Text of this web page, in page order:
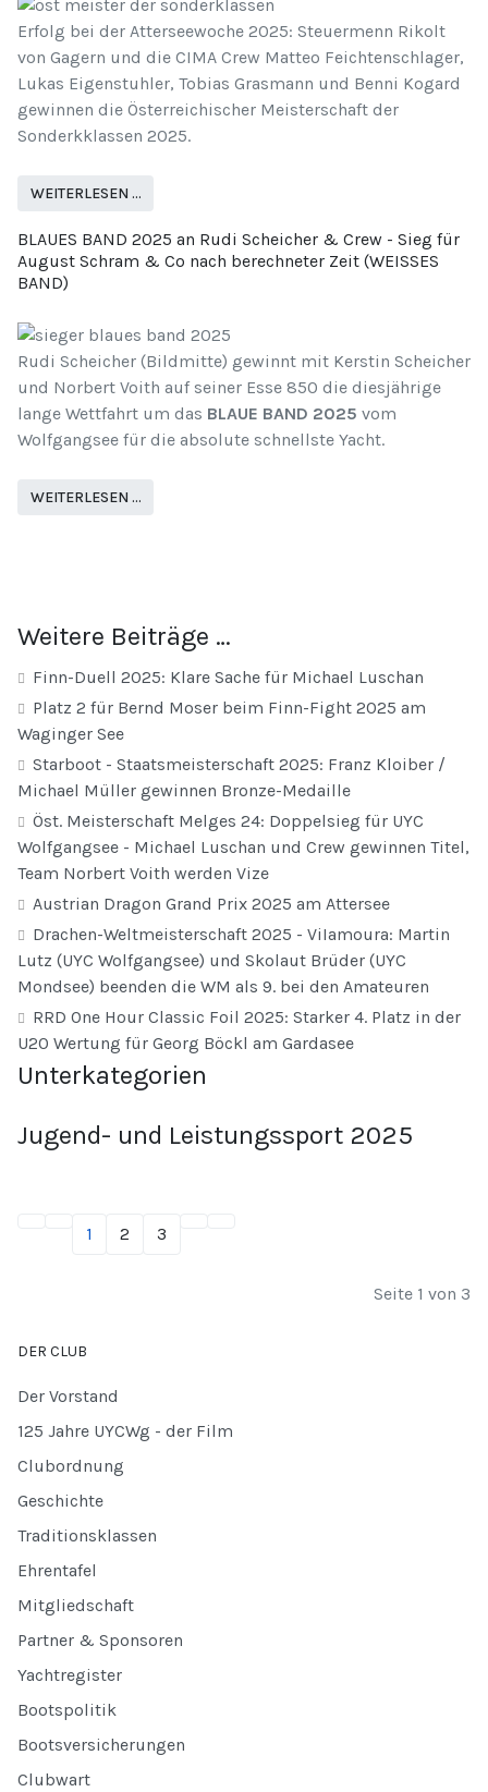
Erfolg bei der Atterseewoche 2025: Steuermenn Rikolt
von Gagern und die CIMA Crew Matteo Feichtenschlager,
Lukas Eigenstuhler, Tobias Grasmann und Benni Kogard
gewinnen die Österreichischer Meisterschaft der
Sonderkklassen 2025.
WEITERLESEN …
BLAUES BAND 2025 an Rudi Scheicher & Crew - Sieg für
August Schram & Co nach berechneter Zeit (WEISSES
BAND)
Rudi Scheicher (Bildmitte) gewinnt mit Kerstin Scheicher
und Norbert Voith auf seiner Esse 850 die diesjährige
lange Wettfahrt um das BLAUE BAND 2025 vom
Wolfgangsee für die absolute schnellste Yacht.
WEITERLESEN …
Weitere Beiträge …
Finn-Duell 2025: Klare Sache für Michael Luschan
Platz 2 für Bernd Moser beim Finn-Fight 2025 am
Waginger See
Starboot - Staatsmeisterschaft 2025: Franz Kloiber /
Michael Müller gewinnen Bronze-Medaille
Öst. Meisterschaft Melges 24: Doppelsieg für UYC
Wolfgangsee - Michael Luschan und Crew gewinnen Titel,
Team Norbert Voith werden Vize
Austrian Dragon Grand Prix 2025 am Attersee
Drachen-Weltmeisterschaft 2025 - ViIamoura: Martin
Lutz (UYC Wolfgangsee) und Skolaut Brüder (UYC
Mondsee) beenden die WM als 9. bei den Amateuren
RRD One Hour Classic Foil 2025: Starker 4. Platz in der
U20 Wertung für Georg Böckl am Gardasee
Unterkategorien
Jugend- und Leistungssport 2025
1 2 3
Seite 1 von 3
DER CLUB
Der Vorstand
125 Jahre UYCWg - der Film
Clubordnung
Geschichte
Traditionsklassen
Ehrentafel
Mitgliedschaft
Partner & Sponsoren
Yachtregister
Bootspolitik
Bootsversicherungen
Clubwart